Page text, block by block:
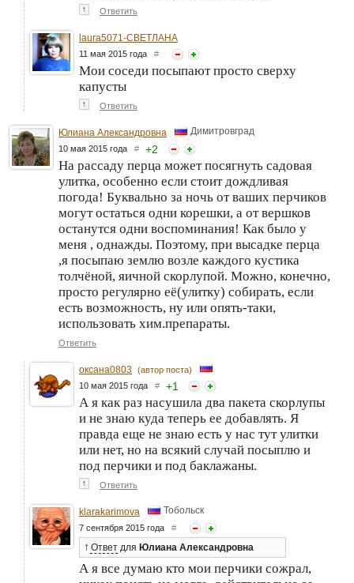
↑ Ответить
laura5071-СВЕТЛАНА
11 мая 2015 года #
Мои соседи посыпают просто сверху
капусты
↑ Ответить
Юлиана Александровна Димитровград
10 мая 2015 года # +2
На рассаду перца может посягнуть садовая
улитка, особенно если стоит дождливая
погода! Буквально за ночь от ваших перчиков
могут остаться одни корешки, а от вершков
останутся одни воспоминания! Как было у
меня , однажды. Поэтому, при высадке перца
,я посыпаю землю возле каждого кустика
толчёной, яичной скорлупой. Можно, конечно,
просто регулярно её(улитку) собирать, если
есть возможность, ну или опять-таки,
использовать хим.препараты.
Ответить
оксана0803 (автор поста)
10 мая 2015 года # +1
А я как раз насушила два пакета скорлупы
и не знаю куда теперь ее добавлять. Я
правда еще не знаю есть у нас тут улитки
или нет, но на всякий случай посыплю и
под перчики и под баклажаны.
↑ Ответить
klarakarimova Тобольск
7 сентября 2015 года #
↑ Ответ для Юлиана Александровна
А я все думаю кто мои перчики сожрал,